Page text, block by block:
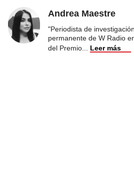
Andrea Maestre
"Periodista de
permanente de W Radio
del Premio
Leer más